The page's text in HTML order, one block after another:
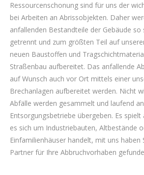
Ressourcenschonung sind für uns der
bei Arbeiten an Abrissobjekten. Daher
anfallenden Bestandteile der Gebäude
getrennt und zum größten Teil auf
neuen Baustoffen und
Straßenbau aufbereitet. Das anfallende
auf Wunsch auch vor Ort mittels einer
Brechanlagen aufbereitet werden. Nicht
Abfälle werden gesammelt und laufend
Entsorgungsbetriebe übergeben. Es
es sich um Industriebauten, Altbestände
Einfamilienhäuser handelt, mit uns haben
Partner für Ihre Abbruchvorhaben